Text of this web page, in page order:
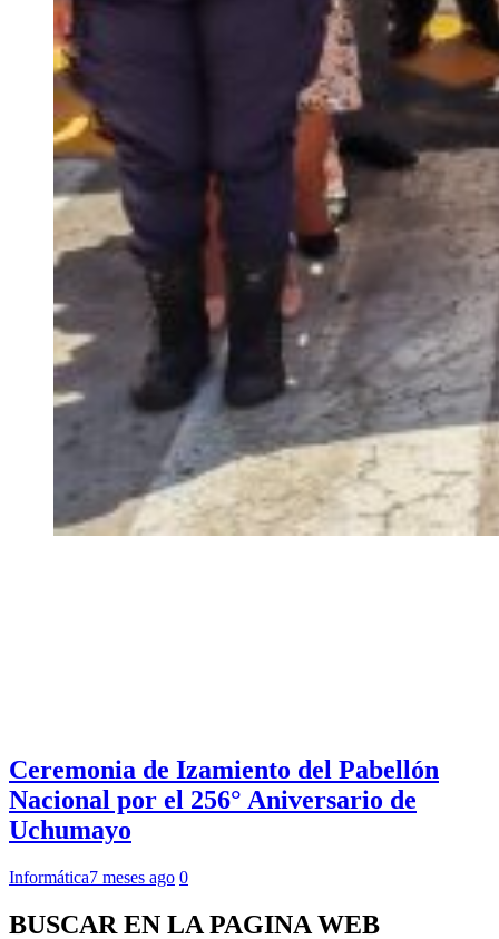
Ceremonia de Izamiento del Pabellón
Nacional por el 256° Aniversario de
Uchumayo
Informática7 meses ago 0
BUSCAR EN LA PAGINA WEB